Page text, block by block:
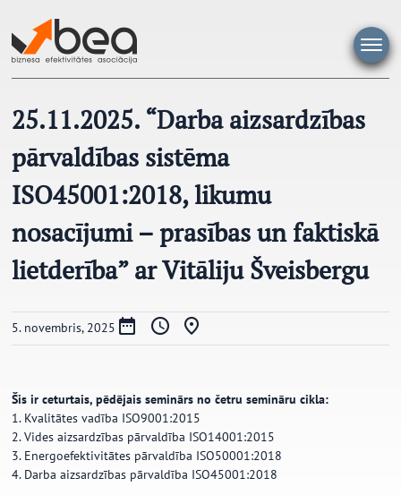
saturu
25.11.2025. “Darba aizsardzības
pārvaldības sistēma
ISO45001:2018, likumu
nosacījumi – prasības un faktiskā
lietderība” ar Vitāliju Šveisbergu
5. novembris, 2025
Šis ir ceturtais, pēdējais seminārs no četru semināru cikla:
1. Kvalitātes vadība ISO9001:2015
2. Vides aizsardzības pārvaldība ISO14001:2015
3. Energoefektivitātes pārvaldība ISO50001:2018
4. Darba aizsardzības pārvaldība ISO45001:2018